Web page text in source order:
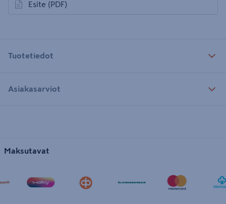
Esite (PDF)
avautuu uuteen välilehteen
Tuotetiedot
Asiakasarviot
Maksutavat